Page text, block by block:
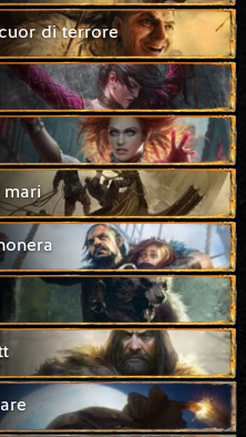
di terrore
mari